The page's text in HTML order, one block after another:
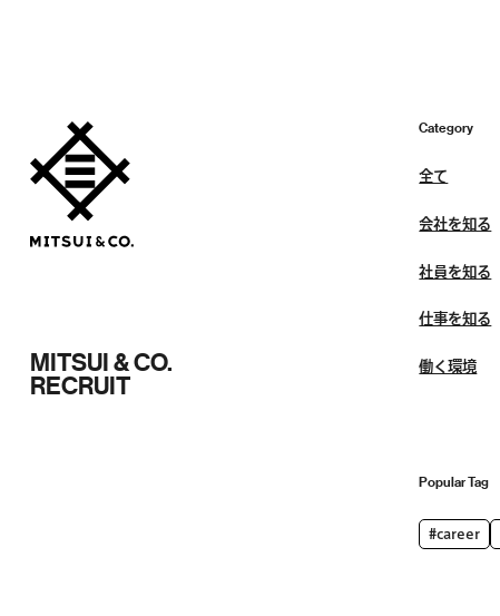
MITSUI & CO.
RECRUIT
Category
全て
会社を知る
社員を知る
仕事を知る
働く環境
Popular Tag
#career